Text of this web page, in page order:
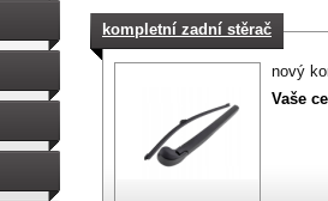
kompletní zadní stěrač
nový
Vaše